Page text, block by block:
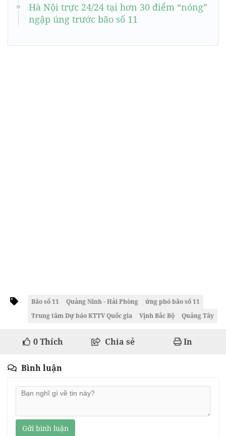
Hà Nội trực 24/24 tại hơn 30 điểm “nóng”
ngập úng trước bão số 11
Bão số 11 Quảng Ninh - Hải Phòng
ứng phó bão số 11
Trung tâm Dự báo KTTV Quốc gia
Vịnh Bắc Bộ Quảng Tây
0Thích Chia sẻ In
Bình luận
Gửi bình luận